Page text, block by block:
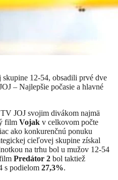
12-54, obsadili prvé dve
– Najlepšie počasie a hlavné
JOJ svojim divákom najmä
film Vojak v celkovom počte
ako konkurenčnú ponuku
cieľovej skupine získal
na trhu bol u mužov 12-54
Predátor 2 bol taktiež
s podielom 27,3%.